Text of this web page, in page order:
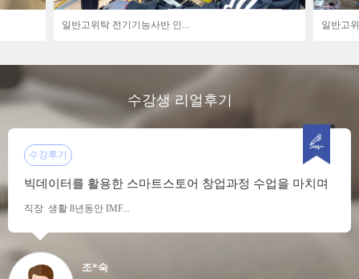
일반고위탁 전기기능사반 인... 일반고
수강생 리얼후기
수강후기
빅데이터를 활용한 스마트스토어 창업과정 수업을 마치며
직장 생활 8년동안 IMF...
조*숙